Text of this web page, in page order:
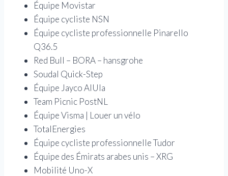
Équipe Movistar
Équipe cycliste NSN
Équipe cycliste professionnelle Pinarello
Q36.5
Red Bull – BORA – hansgrohe
Soudal Quick-Step
Équipe Jayco AlUla
Team Picnic PostNL
Équipe Visma | Louer un vélo
TotalEnergies
Équipe cycliste professionnelle Tudor
Équipe des Émirats arabes unis – XRG
Mobilité Uno-X